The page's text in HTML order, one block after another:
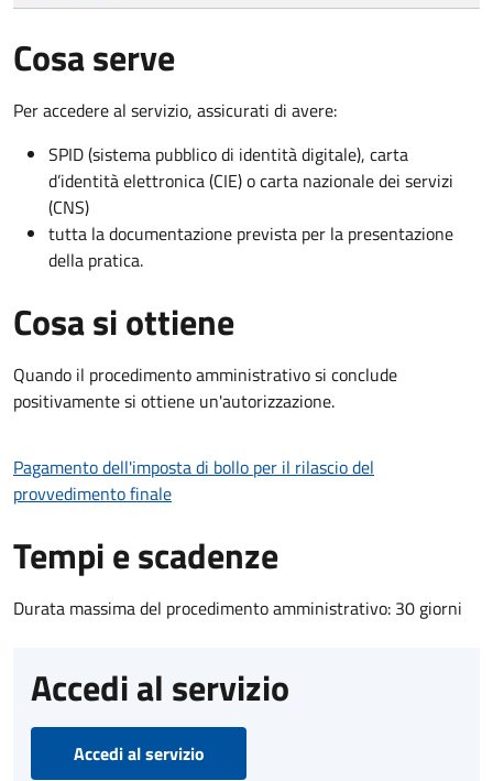
Cosa serve
Per accedere al servizio, assicurati di avere:
SPID (sistema pubblico di identità digitale), carta
d’identità elettronica (CIE) o carta nazionale dei servizi
(CNS)
tutta la documentazione prevista per la presentazione
della pratica.
Cosa si ottiene
Quando il procedimento amministrativo si conclude
positivamente si ottiene un'autorizzazione.
Pagamento dell'imposta di bollo per il rilascio del
provvedimento finale
Tempi e scadenze
Durata massima del procedimento amministrativo: 30 giorni
Accedi al servizio
Accedi al servizio